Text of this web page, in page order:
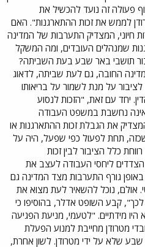
פעולה זה נועד להכשיל את
לממש את זכות ההתארגנות". האם
חיוני, המצדיק התערבות של המדינה
שמנהלים העובדים, ומה המשקל
תושבי באר שבע בעת השביתה?
החובה, גם לעת שביתה, לדאוג
לציבור על מנת לשמור על בריאותו
יחד עם זאת, "הזכות לנסוע
אינה נחשבת במשפט העבודה
המצדיק את הגבלת זכות ההתארגנות או
תחת לפעול כפי שפעל, היה על
כלל הציבור לבין זכות
ליחסי העבודה לעצב את
באופן גורף התערבות מצד המדינה גם
אולם, נוכל להשאיר לעת מצוא את
קבע השופט אדלר, בהוסיפו כי
מידתיים. "לטעמי, מניעת הפגיעה
מטרודן מחייבת למנוע הפעלת
שלא על ידי מטרודן. לשון אחרת,